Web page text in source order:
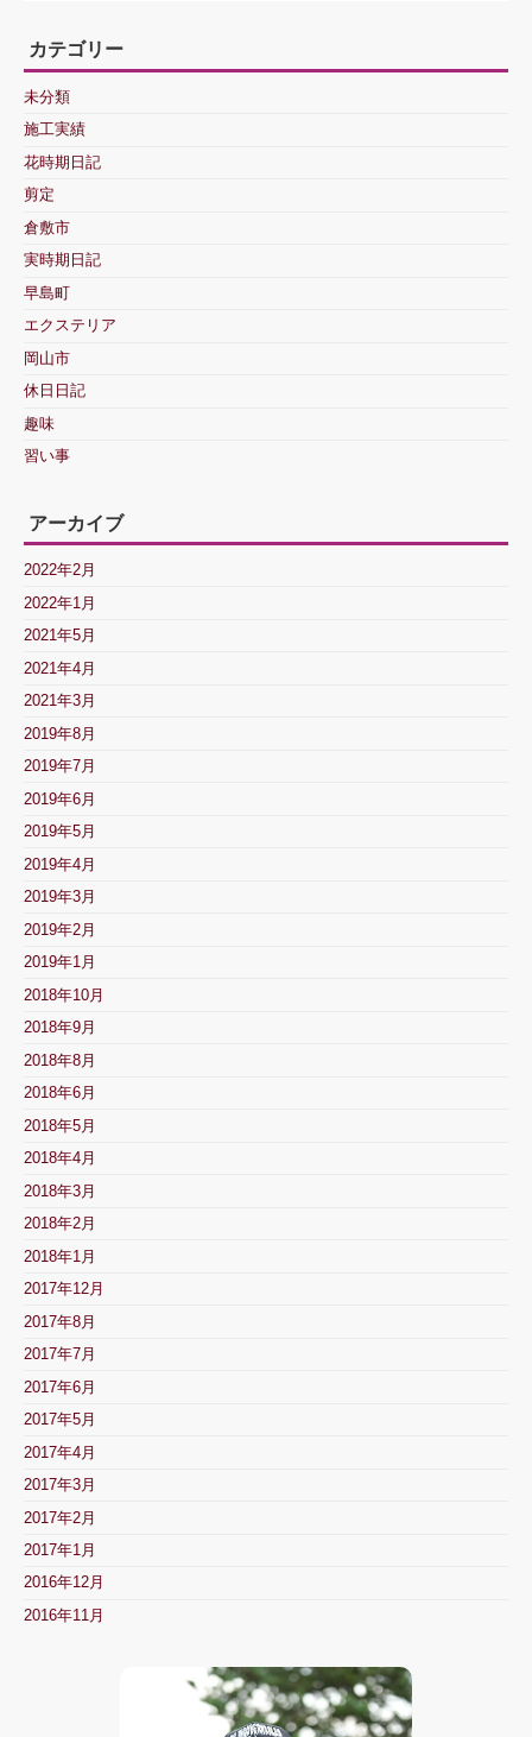
カテゴリー
未分類
施工実績
花時期日記
剪定
倉敷市
実時期日記
早島町
エクステリア
岡山市
休日日記
趣味
習い事
アーカイブ
2022年2月
2022年1月
2021年5月
2021年4月
2021年3月
2019年8月
2019年7月
2019年6月
2019年5月
2019年4月
2019年3月
2019年2月
2019年1月
2018年10月
2018年9月
2018年8月
2018年6月
2018年5月
2018年4月
2018年3月
2018年2月
2018年1月
2017年12月
2017年8月
2017年7月
2017年6月
2017年5月
2017年4月
2017年3月
2017年2月
2017年1月
2016年12月
2016年11月